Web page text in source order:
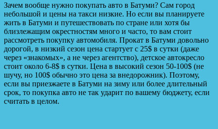
Зачем вообще нужно покупать авто в Батуми? Сам город
небольшой и цены на такси низкие. Но если вы планируете
жить в Батуми и путешествовать по стране или хотя бы
близлежащим окрестностям много и часто, то вам стоит
рассмотреть покупку автомобиля. Прокат в Батуми довольно
дорогой, в низкий сезон цена стартует с 25$ в сутки (даже
через «знакомых», а не через агентство), детское автокресло
стоит около 6-8$ в сутки. Цена в высокий сезон 50-100$ (не
шучу, но 100$ обычно это цена за внедорожник). Поэтому,
если вы приезжаете в Батуми на зиму или более длительный
срок, то покупка авто не так ударит по вашему бюджету, если
считать в целом.